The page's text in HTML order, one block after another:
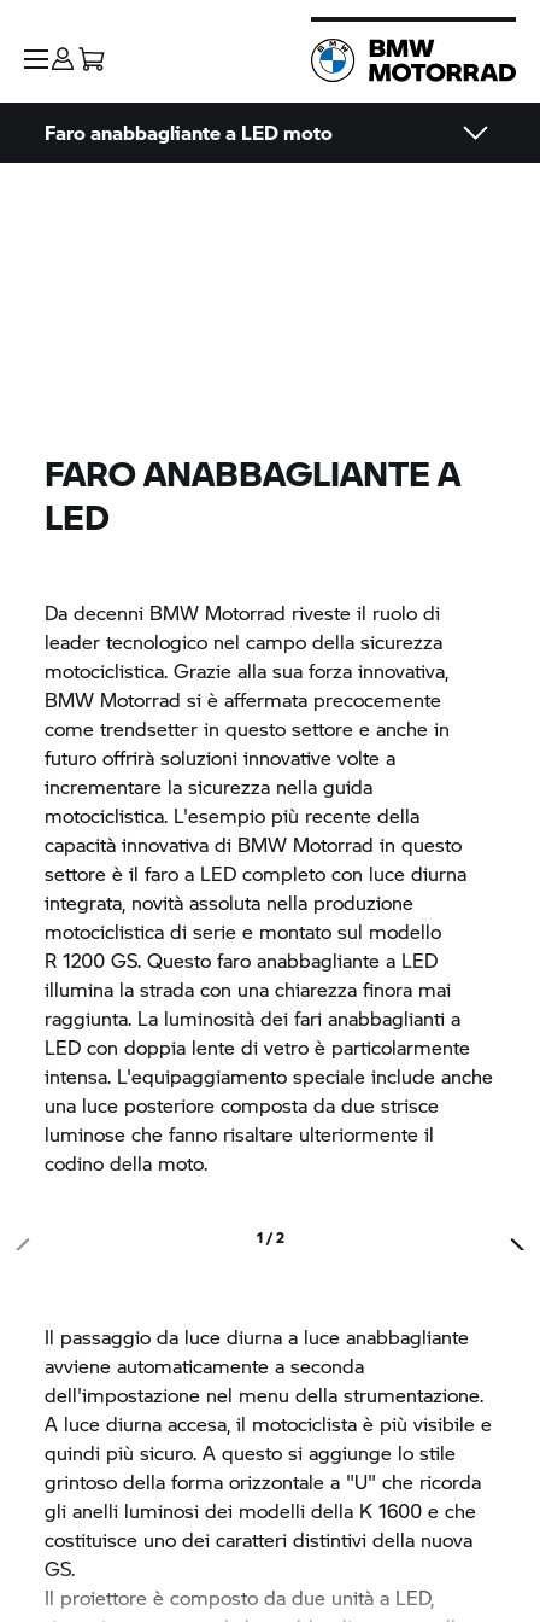
Faro anabbagliante a LED moto
FARO ANABBAGLIANTE A
LED
Da decenni BMW Motorrad riveste il ruolo di
leader tecnologico nel campo della sicurezza
motociclistica. Grazie alla sua forza innovativa,
BMW Motorrad si è affermata precocemente
come trendsetter in questo settore e anche in
futuro offrirà soluzioni innovative volte a
incrementare la sicurezza nella guida
motociclistica. L'esempio più recente della
capacità innovativa di BMW Motorrad in questo
settore è il faro a LED completo con luce diurna
integrata, novità assoluta nella produzione
motociclistica di serie e montato sul modello
R 1200 GS. Questo faro anabbagliante a LED
illumina la strada con una chiarezza finora mai
raggiunta. La luminosità dei fari anabbaglianti a
LED con doppia lente di vetro è particolarmente
intensa. L'equipaggiamento speciale include anche
una luce posteriore composta da due strisce
luminose che fanno risaltare ulteriormente il
codino della moto.
1 / 2
Il passaggio da luce diurna a luce anabbagliante
avviene automaticamente a seconda
dell'impostazione nel menu della strumentazione.
A luce diurna accesa, il motociclista è più visibile e
quindi più sicuro. A questo si aggiunge lo stile
grintoso della forma orizzontale a "U" che ricorda
gli anelli luminosi dei modelli della K 1600 e che
costituisce uno dei caratteri distintivi della nuova
GS.
Il proiettore è composto da due unità a LED,